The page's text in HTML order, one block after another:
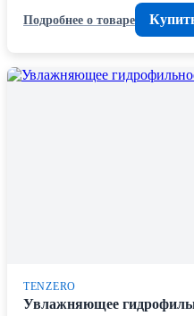
Подробнее о товаре
TENZERO
Увлажняющее